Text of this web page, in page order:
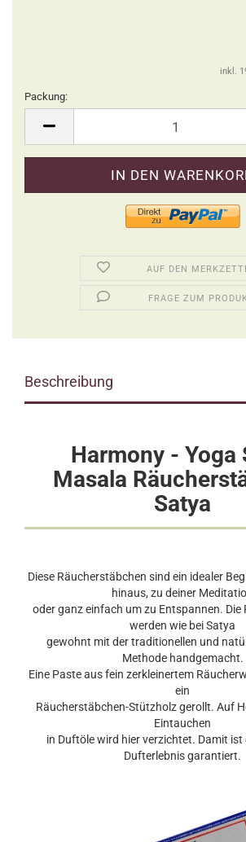
inkl.
Packung:
AUF DEN
FRAGE ZUM
Beschreibung
Harmony - Yoga
Masala
Satya
Diese Räucherstäbchen sind ein idealer
hinaus, zu deiner
oder ganz einfach um zu Entspannen. Die
werden wie bei Satya
gewohnt mit der traditionellen und
Methode handgemacht.
Eine Paste aus fein zerkleinertem
ein
Räucherstäbchen-Stützholz gerollt. Auf
Eintauchen
in Duftöle wird hier verzichtet. Damit
Dufterlebnis garantiert.